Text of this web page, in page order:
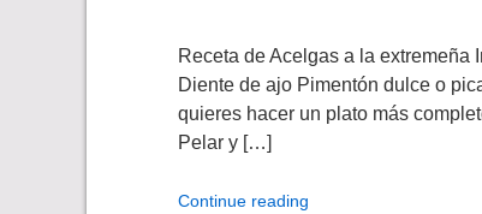
Receta de Acelgas a la extremeña
Diente de ajo Pimentón dulce o
quieres hacer un plato más
Pelar y […]
Continue reading